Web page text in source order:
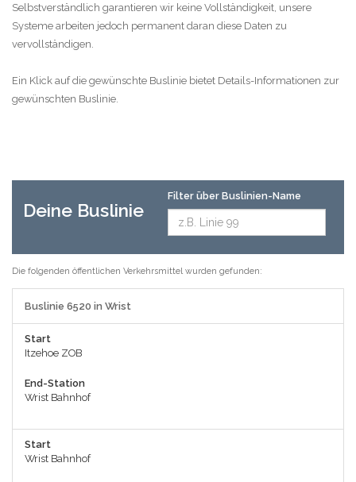
Selbstverständlich garantieren wir keine Vollständigkeit, unsere
Systeme arbeiten jedoch permanent daran diese Daten zu
vervollständigen.
Ein Klick auf die gewünschte Buslinie bietet Details-Informationen zur
gewünschten Buslinie.
Deine Buslinie
Filter über Buslinien-Name
Die folgenden öffentlichen Verkehrsmittel wurden gefunden:
Buslinie 6520 in Wrist
Start
Itzehoe ZOB
End-Station
Wrist Bahnhof
Start
Wrist Bahnhof